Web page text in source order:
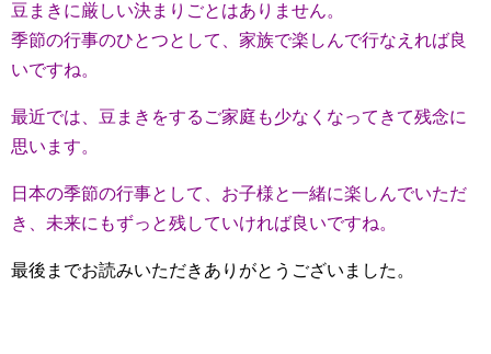
豆まきに厳しい決まりごとはありません。
季節の行事のひとつとして、家族で楽しんで行なえれば良
いですね。
最近では、豆まきをするご家庭も少なくなってきて残念に
思います。
日本の季節の行事として、お子様と一緒に楽しんでいただ
き、未来にもずっと残していければ良いですね。
最後までお読みいただきありがとうございました。